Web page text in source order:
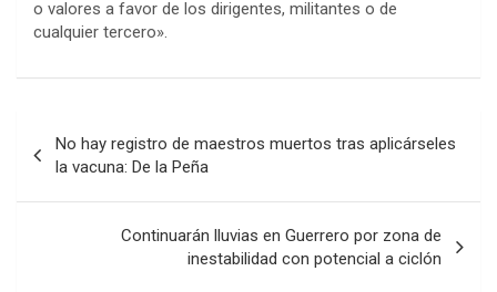
o valores a favor de los dirigentes, militantes o de
cualquier tercero».
de
entradas
No hay registro de maestros muertos tras aplicárseles
la vacuna: De la Peña
Continuarán lluvias en Guerrero por zona de
inestabilidad con potencial a ciclón